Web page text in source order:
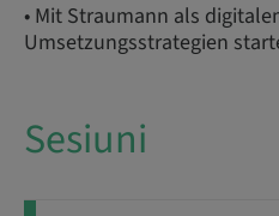
• Mit Straumann als
Umsetzungsstrategien
Sesiuni